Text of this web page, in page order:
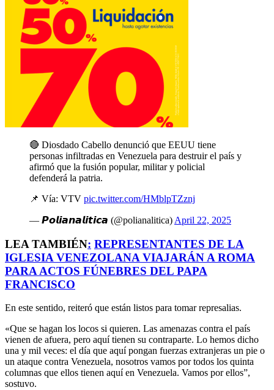
🔴 Diosdado Cabello denunció que EEUU tiene
personas infiltradas en Venezuela para destruir el país y
afirmó que la fusión popular, militar y policial
defenderá la patria.
📌 Vía: VTV pic.twitter.com/HMblpTZznj
— 𝙋𝙤𝙡𝙞𝙖𝙣𝙖𝙡𝙞𝙩𝙞𝙘𝙖 (@polianalitica) April 22, 2025
LEA TAMBIÉN: REPRESENTANTES DE LA
IGLESIA VENEZOLANA VIAJARÁN A ROMA
PARA ACTOS FÚNEBRES DEL PAPA
FRANCISCO
En este sentido, reiteró que están listos para tomar represalias.
«Que se hagan los locos si quieren. Las amenazas contra el país
vienen de afuera, pero aquí tienen su contraparte. Lo hemos dicho
una y mil veces: el día que aquí pongan fuerzas extranjeras un pie o
un ataque contra Venezuela, nosotros vamos por todos los quinta
columnas que ellos tienen aquí en Venezuela. Vamos por ellos”,
sostuvo.